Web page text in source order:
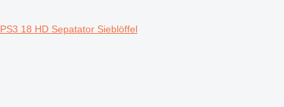
PS3 18 HD Sepatator Sieblöffel